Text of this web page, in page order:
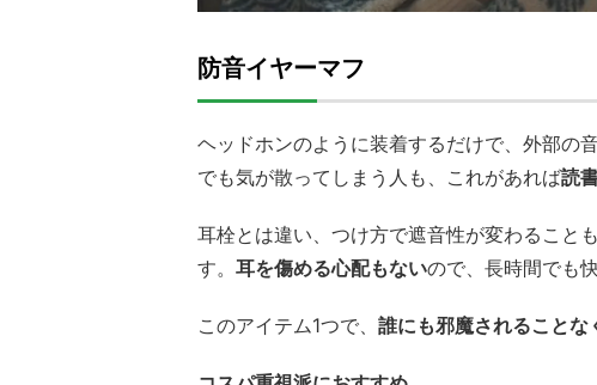
防音イヤーマフ
ヘッドホンのように装着するだけで、外部の
でも気が散ってしまう人も、これがあれば読
耳栓とは違い、つけ方で遮音性が変わること
す。 耳を傷める心配もないので、長時間でも
このアイテム1つで、 誰にも邪魔されること